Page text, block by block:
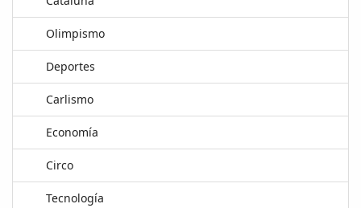
Olimpismo
Deportes
Carlismo
Economía
Circo
Tecnología